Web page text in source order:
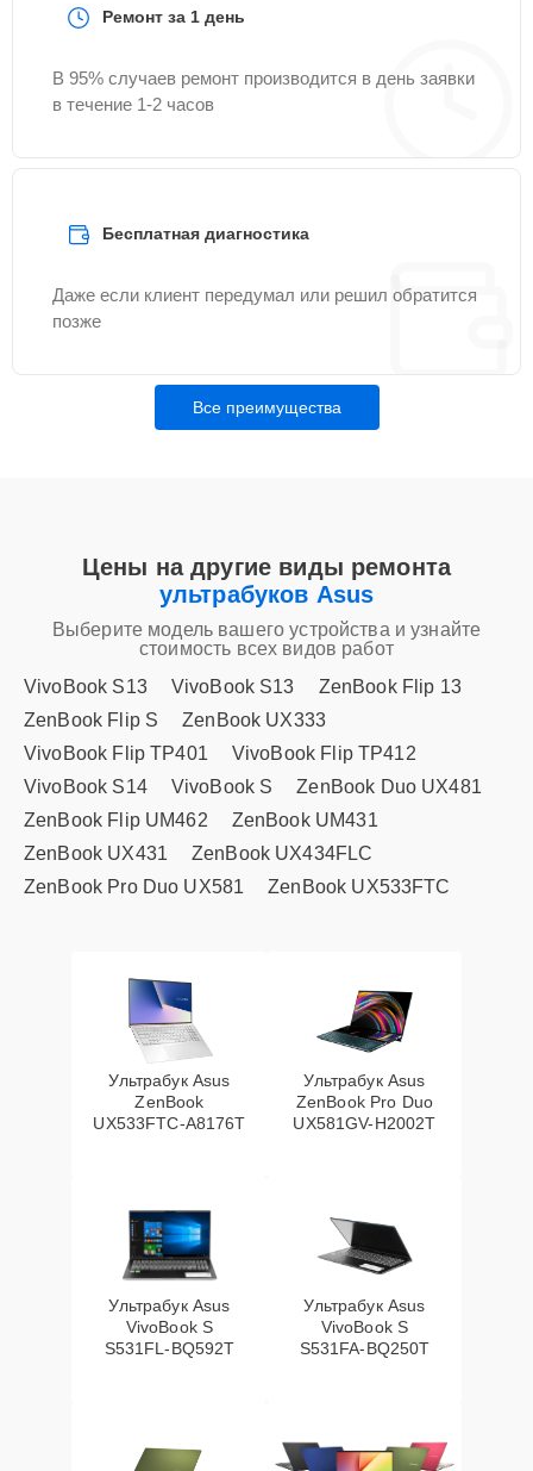
Ремонт за 1 день
В 95% случаев ремонт производится в день заявки
в течение 1-2 часов
Бесплатная диагностика
Даже если клиент передумал или решил обратится
позже
Все преимущества
Цены на другие виды ремонта
ультрабуков Asus
Выберите модель вашего устройства и узнайте
стоимость всех видов работ
VivoBook S13
VivoBook S13
ZenBook Flip 13
ZenBook Flip S
ZenBook UX333
VivoBook Flip TP401
VivoBook Flip TP412
VivoBook S14
VivoBook S
ZenBook Duo UX481
ZenBook Flip UM462
ZenBook UM431
ZenBook UX431
ZenBook UX434FLC
ZenBook Pro Duo UX581
ZenBook UX533FTC
Ультрабук Asus
ZenBook
UX533FTC-A8176T
Ультрабук Asus
ZenBook Pro Duo
UX581GV-H2002T
Ультрабук Asus
VivoBook S
S531FL-BQ592T
Ультрабук Asus
VivoBook S
S531FA-BQ250T